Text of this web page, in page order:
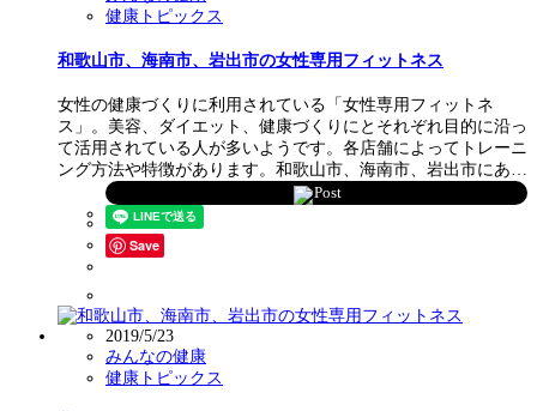
健康トピックス
和歌山市、海南市、岩出市の女性専用フィットネス
女性の健康づくりに利用されている「女性専用フィットネ
ス」。美容、ダイエット、健康づくりにとそれぞれ目的に沿っ
て活用されている人が多いようです。各店舗によってトレーニ
ング方法や特徴があります。和歌山市、海南市、岩出市にあ…
Post
Save
2019/5/23
みんなの健康
健康トピックス